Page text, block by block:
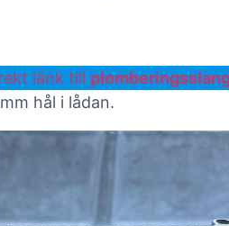
länk till
hål i lådan.